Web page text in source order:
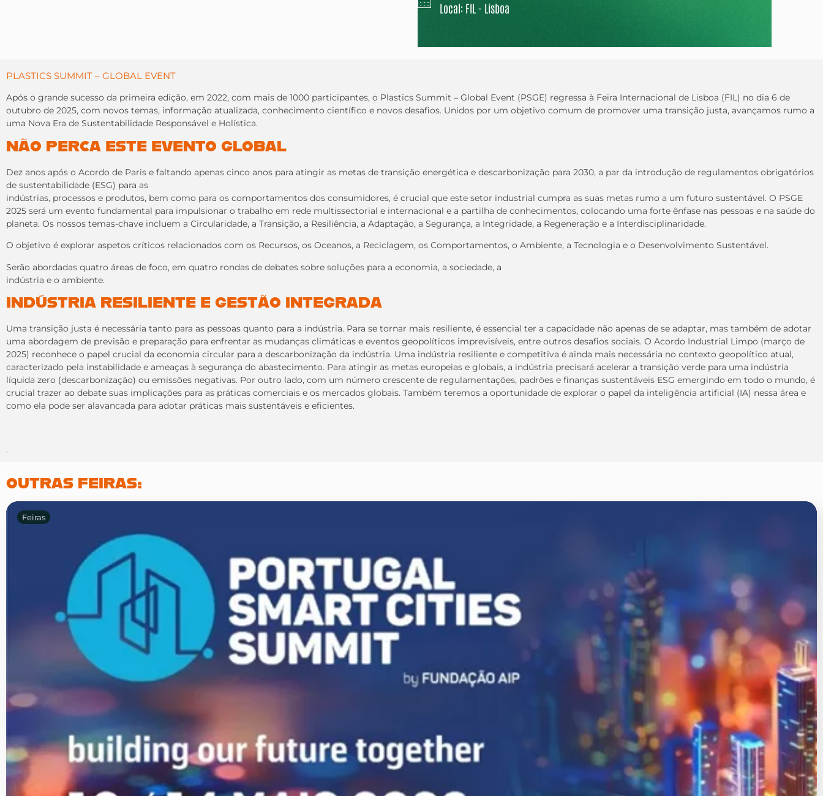
Local: FIL - Lisboa
PLASTICS SUMMIT – GLOBAL EVENT
Após o grande sucesso da primeira edição, em 2022, com mais de 1000 participantes, o Plastics Summit – Global Event (PSGE) regressa à Feira Internacional de Lisboa (FIL) no dia 6 de
outubro de 2025, com novos temas, informação atualizada, conhecimento científico e novos desafios. Unidos por um objetivo comum de promover uma transição justa, avançamos rumo a
uma Nova Era de Sustentabilidade Responsável e Holística.
NÃO PERCA ESTE EVENTO GLOBAL
Dez anos após o Acordo de Paris e faltando apenas cinco anos para atingir as metas de transição energética e descarbonização para 2030, a par da introdução de regulamentos obrigatórios
de sustentabilidade (ESG) para as
indústrias, processos e produtos, bem como para os comportamentos dos consumidores, é crucial que este setor industrial cumpra as suas metas rumo a um futuro sustentável. O PSGE
2025 será um evento fundamental para impulsionar o trabalho em rede multissectorial e internacional e a partilha de conhecimentos, colocando uma forte ênfase nas pessoas e na saúde do
planeta. Os nossos temas-chave incluem a Circularidade, a Transição, a Resiliência, a Adaptação, a Segurança, a Integridade, a Regeneração e a Interdisciplinaridade.
O objetivo é explorar aspetos críticos relacionados com os Recursos, os Oceanos, a Reciclagem, os Comportamentos, o Ambiente, a Tecnologia e o Desenvolvimento Sustentável.
Serão abordadas quatro áreas de foco, em quatro rondas de debates sobre soluções para a economia, a sociedade, a
indústria e o ambiente.
INDÚSTRIA RESILIENTE E GESTÃO INTEGRADA
Uma transição justa é necessária tanto para as pessoas quanto para a indústria. Para se tornar mais resiliente, é essencial ter a capacidade não apenas de se adaptar, mas também de adotar
uma abordagem de previsão e preparação para enfrentar as mudanças climáticas e eventos geopolíticos imprevisíveis, entre outros desafios sociais. O Acordo Industrial Limpo (março de
2025) reconhece o papel crucial da economia circular para a descarbonização da indústria. Uma indústria resiliente e competitiva é ainda mais necessária no contexto geopolítico atual,
caracterizado pela instabilidade e ameaças à segurança do abastecimento. Para atingir as metas europeias e globais, a indústria precisará acelerar a transição verde para uma indústria
líquida zero (descarbonização) ou emissões negativas. Por outro lado, com um número crescente de regulamentações, padrões e finanças sustentáveis ESG emergindo em todo o mundo, é
crucial trazer ao debate suas implicações para as práticas comerciais e os mercados globais. Também teremos a oportunidade de explorar o papel da inteligência artificial (IA) nessa área e
como ela pode ser alavancada para adotar práticas mais sustentáveis e eficientes.
.
OUTRAS FEIRAS:
Feiras